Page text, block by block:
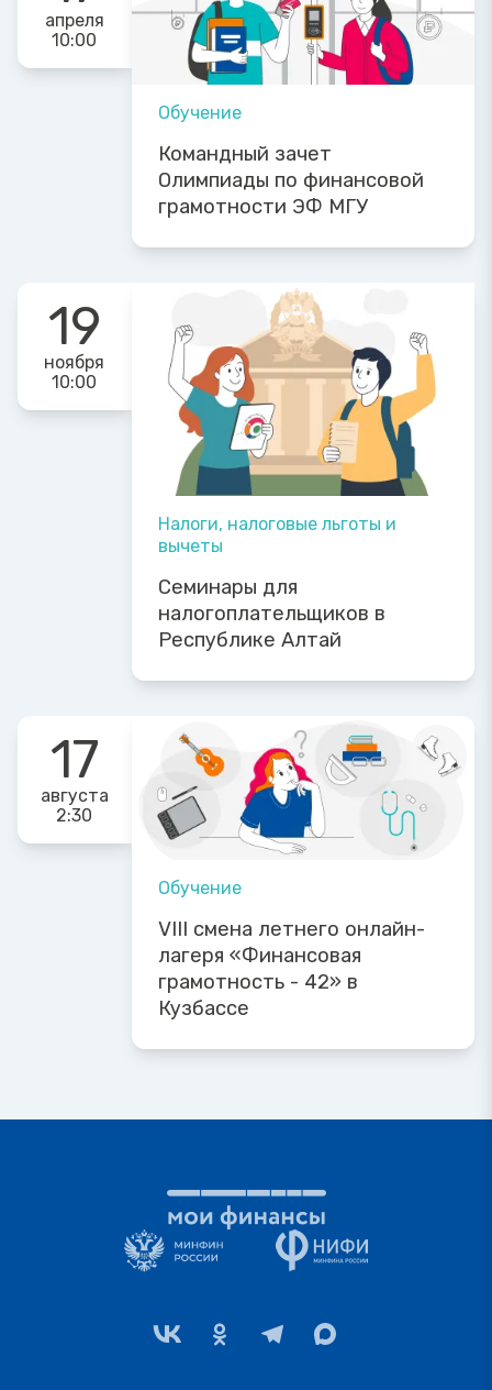
апреля
10:00
Обучение
Командный зачет
Олимпиады по финансовой
грамотности ЭФ МГУ
19
ноября
10:00
Налоги, налоговые льготы и
вычеты
Семинары для
налогоплательщиков в
Республике Алтай
17
августа
2:30
Обучение
VIII смена летнего онлайн-
лагеря «Финансовая
грамотность - 42» в
Кузбассе